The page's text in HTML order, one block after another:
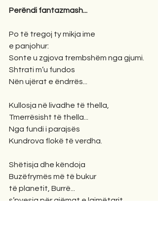
Perëndi fantazmash...
Po të tregoj ty mikja ime
e panjohur:
Sonte u zgjova trembshëm nga gjumi.
Shtrati m’u fundos
Nën ujërat e ëndrrës...
Kullosja në livadhe të thella,
Tmerrësisht të thella...
Nga fundi i parajsës
Kundrova flokë të verdha.
Shëtisja dhe këndoja
Buzëfrymës më të bukur
të planetit, Burrë...
s’pyesja për gjëmat e lajmëtarit